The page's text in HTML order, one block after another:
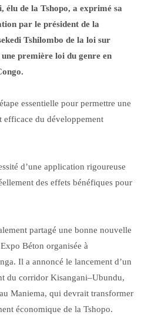
élu de la Tshopo, a exprimé sa
par le président de la
Tshilombo de la loi sur
première loi du genre en
essentielle pour permettre une
efficace du développement
d’une application rigoureuse
des effets bénéfiques pour
partagé une bonne nouvelle
Béton organisée à
Il a annoncé le lancement d’un
du corridor Kisangani–Ubundu,
Maniema, qui devrait transformer
économique de la Tshopo.